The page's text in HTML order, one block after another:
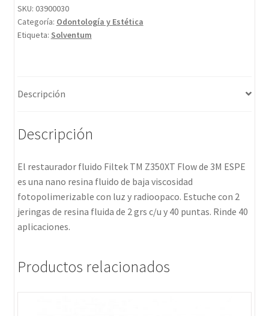
SKU: 03900030
Categoría: Odontología y Estética
Etiqueta: Solventum
Descripción
Descripción
El restaurador fluido Filtek TM Z350XT Flow de 3M ESPE
es una nano resina fluido de baja viscosidad
fotopolimerizable con luz y radioopaco. Estuche con 2
jeringas de resina fluida de 2 grs c/u y 40 puntas. Rinde 40
aplicaciones.
Productos relacionados